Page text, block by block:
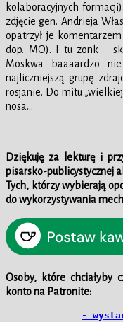
kolaboracyjnych
zdjęcie gen. Andrieja
opatrzył je
dop. MO). I tu zonk –
Moskwa baaaardzo
najliczniejszą grupę
rosjanie. Do mitu
nosa…
Dziękuję za lekturę i
pisarsko-publicystycznej
Tych, którzy wybierają
do wykorzystywania
Osoby, które chciałyby
konto na Patronite:
-